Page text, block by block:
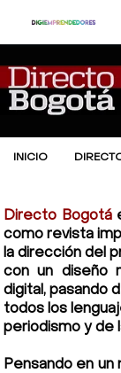
INICIO
Directo Bogotá
como revista
la dirección del
con un diseño
digital, pasando
todos los
periodismo y de
Pensando en